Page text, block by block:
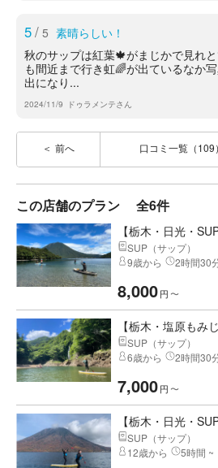
5/ 5 素晴らしい！
秋のサップは紅葉🍁がまじかで見れ
も間近まで行き虹🌈が出ているなか
出になり...
2024/11/9 ドゥラメンテさん
前へ 口コミ一覧（109）
この店舗のプラン 全6件
【栃木・日光・
SUP（サップ）
9歳から
2時間30
8,000円 〜
【栃木・塩原もみ
SUP（サップ）
6歳から
2時間30
7,000円 〜
【栃木・日光・
SUP（サップ）
12歳から
5時間 ~